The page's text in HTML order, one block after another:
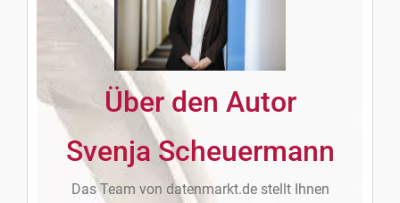
Über den Autor
Svenja Scheuermann
Das Team von datenmarkt.de stellt Ihnen